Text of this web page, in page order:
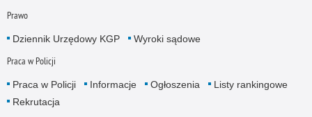
Prawo
Dziennik Urzędowy KGP Wyroki sądowe
Praca w Policji
Praca w Policji Informacje Ogłoszenia
Listy rankingowe
Rekrutacja